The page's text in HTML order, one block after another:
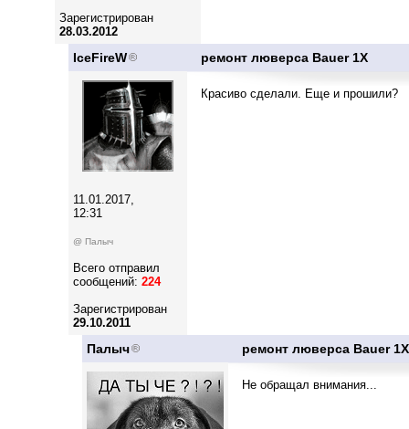
Зарегистрирован
28.03.2012
IceFireW ремонт люверса Bauer 1X
11.01.2017,
12:31
@ Палыч
Всего отправил
сообщений: 224
Зарегистрирован
29.10.2011
Красиво сделали. Еще и прошили?
Палыч ремонт люверса Bauer 1X
Не обращал внимания...